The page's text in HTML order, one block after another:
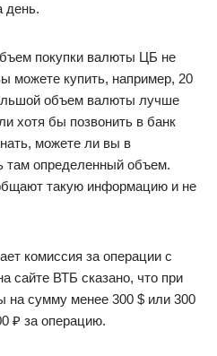
день.
покупки валюты ЦБ не
можете купить, например, 20
объем валюты лучше
хотя бы позвонить в банк
можете ли вы в
там определенный объем.
такую информацию и не
комиссия за операции с
сайте ВТБ сказано, что при
на сумму менее 300 $ или 300
₽ за операцию.